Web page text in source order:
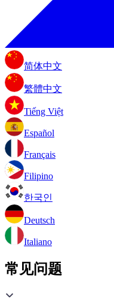
简体中文
繁體中文
Tiếng Việt
Español
Français
Filipino
한국인
Deutsch
Italiano
常见问题